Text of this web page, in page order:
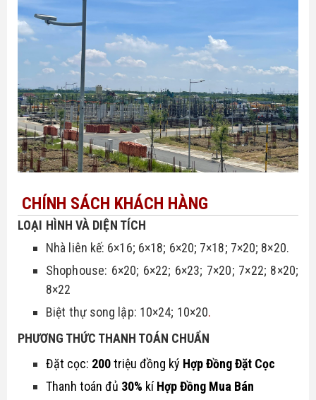
CHÍNH SÁCH KHÁCH HÀNG
LOẠI HÌNH VÀ DIỆN TÍCH
Nhà liên kế: 6×16; 6×18; 6×20; 7×18; 7×20; 8×20.
Shophouse: 6×20; 6×22; 6×23; 7×20; 7×22; 8×20;
8×22
Biệt thự song lập: 10×24; 10×20.
PHƯƠNG THỨC THANH TOÁN CHUẨN
Đặt cọc: 200triệu đồng ký Hợp Đồng Đặt Cọc
Thanh toán đủ 30% kíHợp Đồng Mua Bán